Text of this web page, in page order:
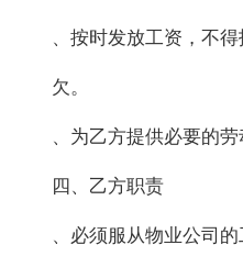
、按时发放工资，不得
欠。
、为乙方提供必要的劳
四、乙方职责
、必须服从物业公司